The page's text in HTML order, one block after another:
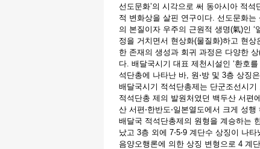
선도문화’의 시각으로 써 동아시아 적석
적 변화상을 살핀 연구이다. 선도문화
의 본질이자 우주의 근원적 생명(氣)인 ‘
정을 거치면서 현상화(물질화)하고 현상
한 존재의 생성과 회귀 과정은 다양한
다. 배달국시기 대표 제천시설인 ‘환호
석단총에 나타난 바, 원⋅방 및 3층 상징
배달국시기 적석단총제는 단군조선시
적석단총 제의 발원처였던 백두산 서편
산 서편⋅한반도⋅일본열도에서 크게 성
배달국 적석단총제의 원형을 계승하는
났고 3층 외에 7⋅5⋅9 계단수 상징이 나
음양오행론에 의한 상징 변형으로 4 계